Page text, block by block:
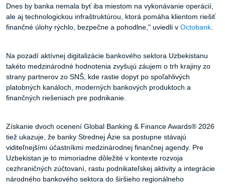
Dnes by banka nemala byť iba miestom na vykonávanie operácií,
ale aj technologickou infraštruktúrou, ktorá pomáha klientom riešiť
finančné úlohy rýchlo, bezpečne a pohodlne," uviedli v Octobank
Na pozadí aktívnej digitalizácie bankového sektora Uzbekistanu
takéto medzinárodné hodnotenia zvyšujú záujem o trh krajiny zo
strany partnerov zo SNŠ, kde rastie dopyt po spoľahlivých
platobných kanáloch, moderných bankových produktoch a
finančných riešeniach pre podnikanie.
Získanie dvoch ocenení Global Banking & Finance Awards® 2026
tiež ukazuje, že banky Strednej Ázie sa postupne stávajú
viditeľnejšími účastníkmi medzinárodnej finančnej agendy. Pre
Uzbekistan je to mimoriadne dôležité v kontexte rozvoja
cezhraničných zúčtovaní, rastu podnikateľskej aktivity a integrácie
národného bankového sektora do širšieho regionálneho